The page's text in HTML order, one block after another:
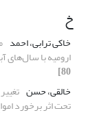
خ
خاکی ترابی، احمد
ارومیه با سال‌های
80]
خالقی، حسن
تحت اثر برخورد